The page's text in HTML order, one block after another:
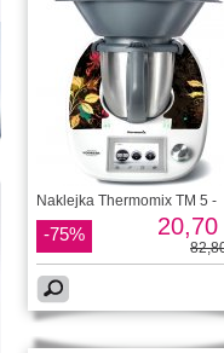
Naklejka Thermomix TM 5 -
-75% 20,70